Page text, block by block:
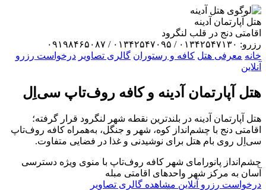
هتل آپارتمان آدینه
اقامتی دنج در قلب لنگرود
رزرو: ۰۱۳۴۲۵۴۷۱۳۰ / ۰۱۳۴۲۵۴۷۰۹۵ / ۰۹۱۹۸۴۶۵۰۸۷
خانه معرفی هتل کافه و رستوران گالری تصاویر درخواست رزرو
آنلاین
هتل آپارتمان آدینه و کافه روف‌تاپ سی‌اِل
هتل آپارتمان آدینه در بلندترین نقطه شهر لنگرود قرار گرفته؛
اقامتی دنج با چشم‌انداز کوه، شهر و جنگل، به‌همراه کافه روف‌تاپ
سی‌اِل روی بام هتل برای نوشیدنی و غذا در فضایی متفاوت.
چشم‌انداز پانورامای شهر کافه روف‌تاپ با منوی ویژه دسترسی
آسان به مرکز شهر واحدهای اقامتی مبله
درخواست رزرو آنلاین مشاهده گالری تصاویر